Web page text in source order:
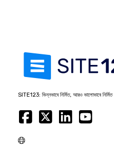
SITE123: ভিন্নভাবে নির্মিত, আরও ভালোভাবে